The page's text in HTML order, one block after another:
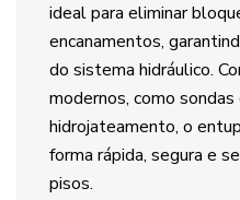
ideal para eliminar
encanamentos,
do sistema hidráulico.
modernos, como
hidrojateamento, o
forma rápida, segura e
pisos.